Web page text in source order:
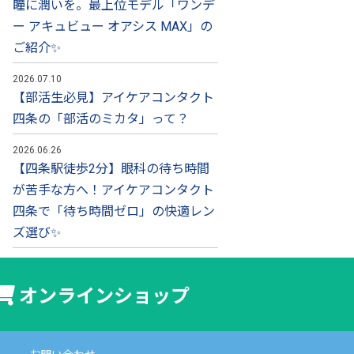
瞳に潤いを。最上位モデル「ワンデ
ー アキュビュー オアシス MAX」の
ご紹介✨
2026.07.10
【部活生必見】アイケアコンタクト
四条の「部活のミカタ」って？
2026.06.26
【四条駅徒歩2分】眼科の待ち時間
が苦手な方へ！アイケアコンタクト
四条で「待ち時間ゼロ」の快適レン
ズ選び✨
オンラインショップ